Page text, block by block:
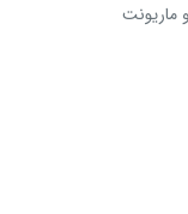
ماریونت